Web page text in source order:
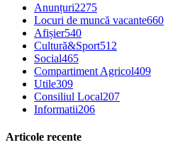
Anunțuri2275
Locuri de muncă vacante660
Afișier540
Cultură&Sport512
Social465
Compartiment Agricol409
Utile309
Consiliul Local207
Informatii206
Articole recente